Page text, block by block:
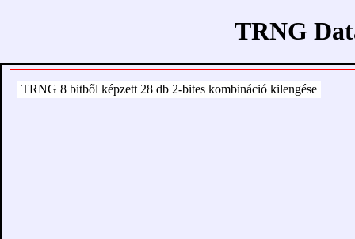
TRNG
TRNG 8 bitből képzett 28 db 2-bites kombináció kilengése